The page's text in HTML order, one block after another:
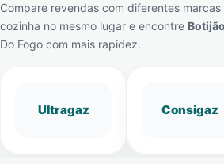
Compare revendas com diferentes
cozinha no mesmo lugar e encontre
Do Fogo com mais rapidez.
Ultragaz Consigaz